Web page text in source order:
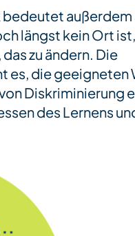
außerdem
längst kein Ort
zu ändern. Die
es, die geeigneten
Diskriminierung
des Lernens